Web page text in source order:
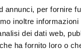
per fornire
inoltre
dei dati web,
ha fornito loro o